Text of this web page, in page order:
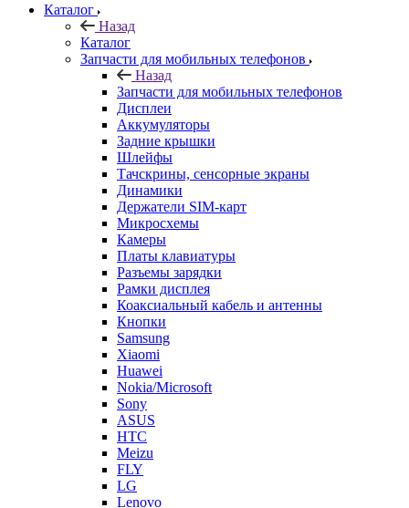
Каталог
Назад
Каталог
Запчасти для мобильных телефонов
Назад
Запчасти для мобильных телефонов
Дисплеи
Аккумуляторы
Задние крышки
Шлейфы
Тачскрины, сенсорные экраны
Динамики
Держатели SIM-карт
Микросхемы
Камеры
Платы клавиатуры
Разъемы зарядки
Рамки дисплея
Коаксиальный кабель и антенны
Кнопки
Samsung
Xiaomi
Huawei
Nokia/Microsoft
Sony
ASUS
HTC
Meizu
FLY
LG
Lenovo